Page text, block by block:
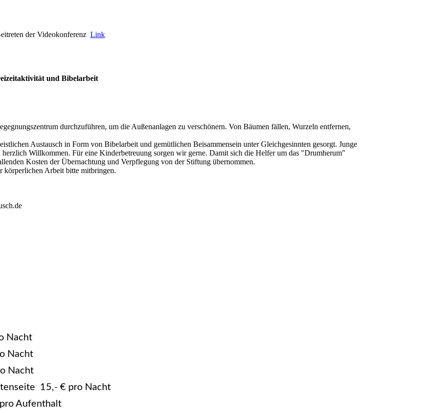
der Videokonferenz Link
und Bibelarbeit
durchzuführen, um die Außenanlagen zu verschönern. Von Bäumen fällen, Wurzeln entfernen,
Austausch in Form von Bibelarbeit und gemütlichen Beisammensein unter Gleichgesinnten gesorgt. Junge
Willkommen. Für eine Kinderbetreuung sorgen wir gerne. Damit sich die Helfer um das "Drumherum"
Kosten der Übernachtung und Verpflegung von der Stiftung übernommen.
körperlichen Arbeit bitte mitbringen.
Nacht
Nacht
Nacht
15,- € pro Nacht
Aufenthalt